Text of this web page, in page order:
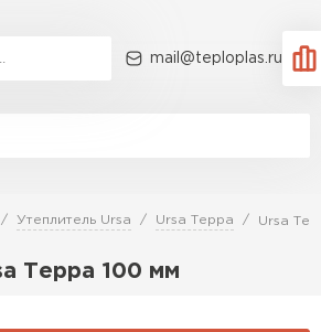
mail@teploplas.ru
Утеплитель Ursa Ursa Терра Ursa
Терра 100 мм
Утеплитель Ветонит
Rockwool